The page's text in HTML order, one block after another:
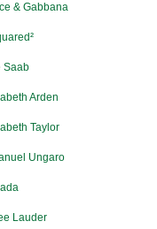
& Gabbana
Saab
Arden
Taylor
Ungaro
Lauder